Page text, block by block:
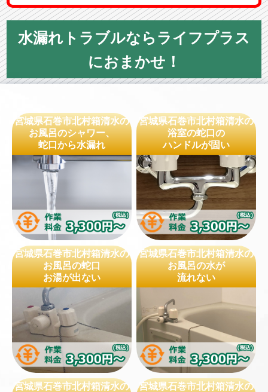
水漏れトラブルならライフプラス
におまかせ！
宮城県石巻市北村箱清水の
お風呂のシャワー、
蛇口から水漏れ
宮城県石巻市北村箱清水の
浴室の蛇口の
ハンドルが固い
宮城県石巻市北村箱清水の
お風呂の蛇口
お湯が出ない
宮城県石巻市北村箱清水の
お風呂の水が
流れない
宮城県石巻市北村箱清水の
宮城県石巻市北村箱清水の